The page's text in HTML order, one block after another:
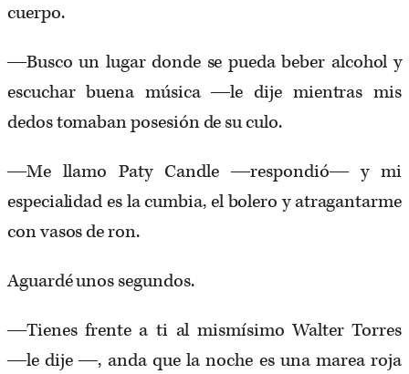
cuerpo.
―Busco un lugar donde se pueda beber alcohol y
escuchar buena música ―le dije mientras mis
dedos tomaban posesión de su culo.
―Me llamo Paty Candle ―respondió― y mi
especialidad es la cumbia, el bolero y atragantarme
con vasos de ron.
Aguardé unos segundos.
―Tienes frente a ti al mismísimo Walter Torres
―le dije ―, anda que la noche es una marea roja